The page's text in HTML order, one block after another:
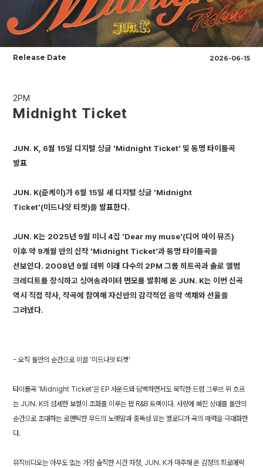
Release Date 2026-06-15
2PM
Midnight Ticket
JUN. K, 6월 15일 디지털 싱글 'Midnight Ticket' 및 동명 타이틀곡
발표
JUN. K(준케이)가 6월 15일 새 디지털 싱글 'Midnight
Ticket'(미드나잇 티켓)을 발표한다.
JUN. K는 2025년 9월 미니 4집 'Dear my muse'(디어 마이 뮤즈)
이후 약 9개월 만의 신작 'Midnight Ticket'과 동명 타이틀곡을
선보인다. 2008년 9월 데뷔 이래 다수의 2PM 그룹 히트곡과 솔로 앨범
크레디트를 장식하고 싱어송라이터 면모를 발휘해 온 JUN. K는 이번 신곡
역시 직접 작사, 작곡에 참여해 자신만의 감각적인 음악 색채와 선율을
그려냈다.
- 오직 둘만의 순간으로 이끌 '미드나잇 티켓'
타이틀곡 'Midnight Ticket'은 EP 사운드와 담백하면서도 묵직한 드럼 그루브 위 흐르
는 JUN. K의 섬세한 보컬이 조화를 이루는 팝 R&B 트랙이다. 사랑에 빠진 상대를 둘만의
순간으로 초대하는 로맨틱한 무드의 노랫말과 중독성 있는 멜로디가 곡의 매력을 극대화한
다.
뮤직비디오는 아무도 없는 가장 솔직한 시간 자정, JUN. K가 마주해 온 감정의 희로애락